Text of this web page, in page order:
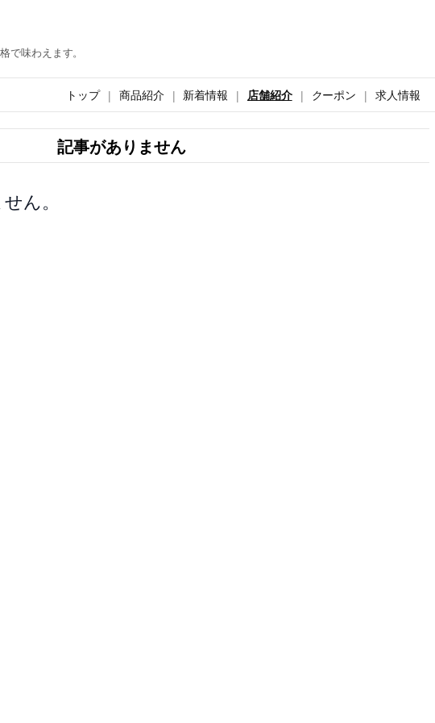
で味わえます。
トップ 商品紹介 新着情報 店舗紹介 クーポン 求人情報
記事がありません
ん。